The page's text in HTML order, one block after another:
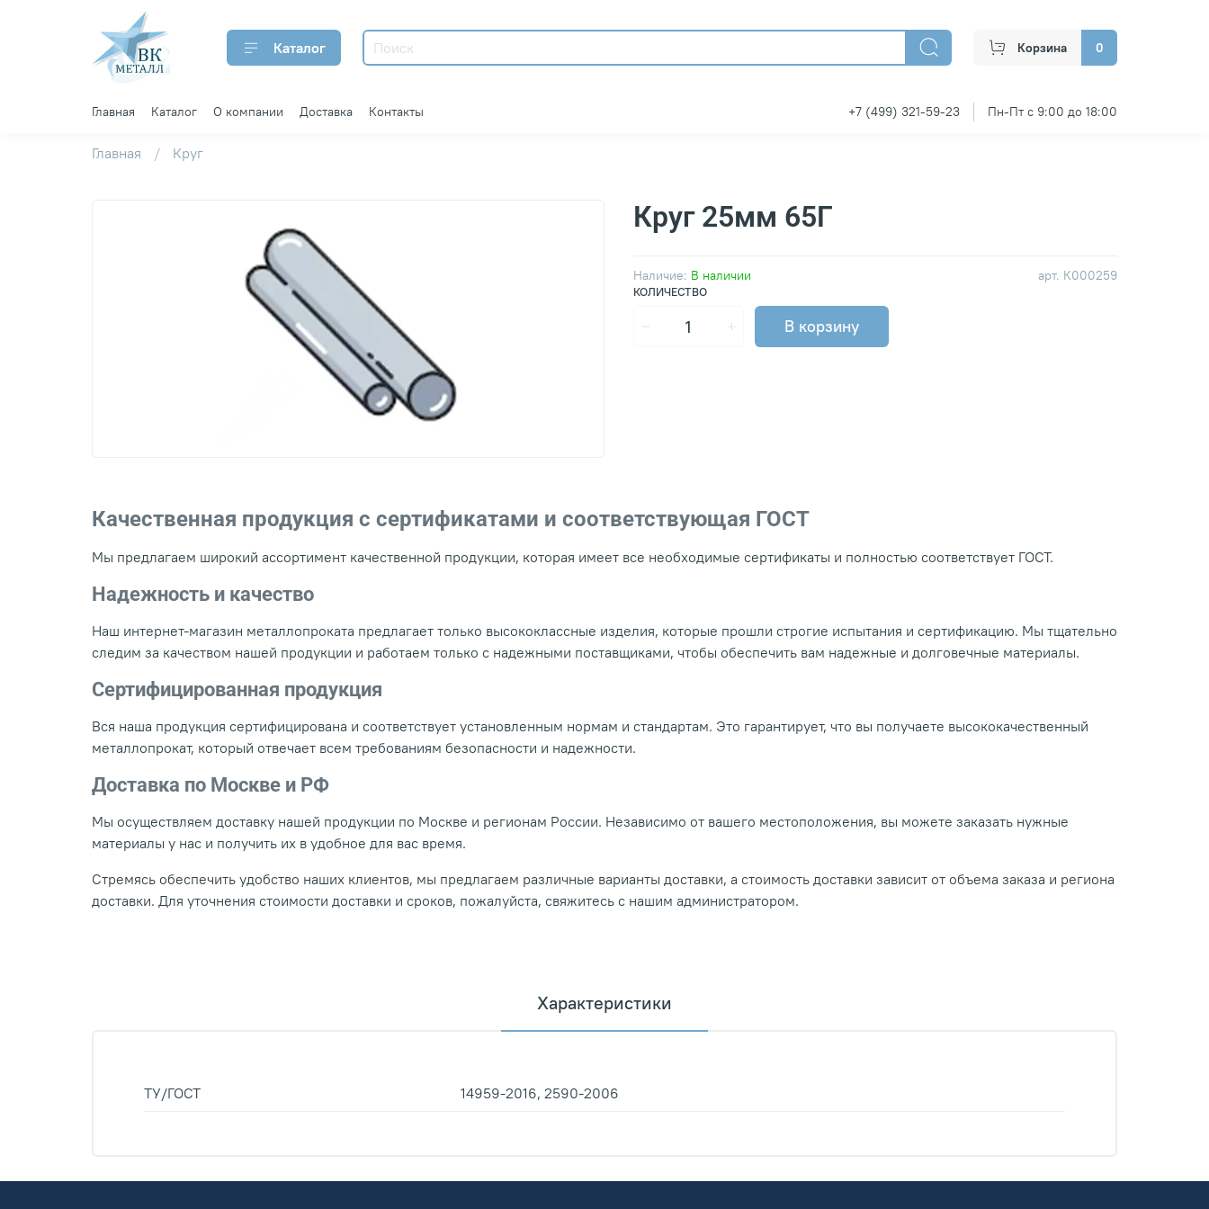
Каталог Корзина 0
Главная Каталог О компании Доставка Контакты +7 (499) 321-59-23 Пн-Пт с 9:00 до 18:00
Главная Круг
арт. К000259
Наличие: В наличии
Круг 25мм 65Г
КОЛИЧЕСТВО
В корзину
Качественная продукция с сертификатами и соответствующая ГОСТ
Мы предлагаем широкий ассортимент качественной продукции, которая имеет все необходимые сертификаты и полностью соответствует ГОСТ.
Надежность и качество
Наш интернет-магазин металлопроката предлагает только высококлассные изделия, которые прошли строгие испытания и сертификацию. Мы тщательно
следим за качеством нашей продукции и работаем только с надежными поставщиками, чтобы обеспечить вам надежные и долговечные материалы.
Сертифицированная продукция
Вся наша продукция сертифицирована и соответствует установленным нормам и стандартам. Это гарантирует, что вы получаете высококачественный
металлопрокат, который отвечает всем требованиям безопасности и надежности.
Доставка по Москве и РФ
Мы осуществляем доставку нашей продукции по Москве и регионам России. Независимо от вашего местоположения, вы можете заказать нужные
материалы у нас и получить их в удобное для вас время.
Стремясь обеспечить удобство наших клиентов, мы предлагаем различные варианты доставки, а стоимость доставки зависит от объема заказа и региона
доставки. Для уточнения стоимости доставки и сроков, пожалуйста, свяжитесь с нашим администратором.
Характеристики
ТУ/ГОСТ 14959-2016, 2590-2006